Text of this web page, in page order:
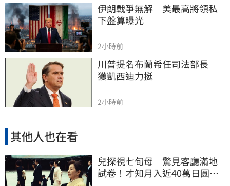
伊朗戰爭無解　美最高將領私
下盤算曝光
2小時前
川普提名布蘭希任司法部長
獲凱西迪力挺
2小時前
其他人也在看
兒探視七旬母 驚見客廳滿地
試卷！才知月入近40萬日圓